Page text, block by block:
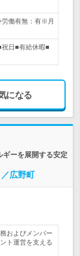
働有無：有※月
日■有給休暇■
になる
ギーを展開する安定
広野町
およびメンバー
ト運営を支える